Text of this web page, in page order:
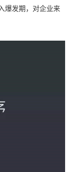
爆发期，对企业来